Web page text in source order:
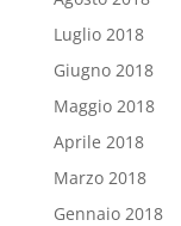
Luglio 2018
Giugno 2018
Maggio 2018
Aprile 2018
Marzo 2018
Gennaio 2018